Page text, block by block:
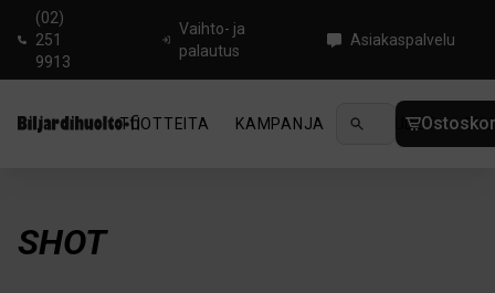
(02)
251
9913
Vaihto- ja
palautus
Asiakaspalvelu
TUOTTEITA KAMPANJA UUTUUDET
SHOT